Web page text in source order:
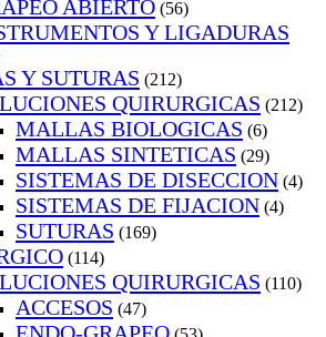
ABIERTO (56)
Y LIGADURAS
Y SUTURAS (212)
QUIRURGICAS (212)
MALLAS BIOLOGICAS (6)
MALLAS SINTETICAS (29)
SISTEMAS DE DISECCION (4)
SISTEMAS DE FIJACION (4)
SUTURAS (169)
(114)
QUIRURGICAS (110)
ACCESOS (47)